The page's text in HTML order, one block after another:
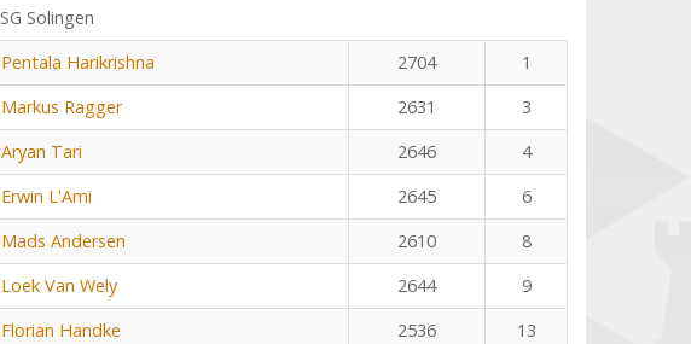
SG Solingen
Pentala Harikrishna 2704
1
Markus Ragger 2631
3
Aryan Tari 2646
4
Erwin L'Ami 2645
6
Mads Andersen 2610
8
Loek Van Wely 2644
9
Florian Handke 2536
13